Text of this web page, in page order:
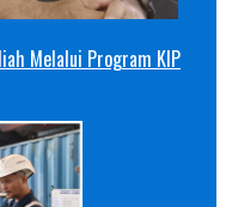
Melalui Program KIP